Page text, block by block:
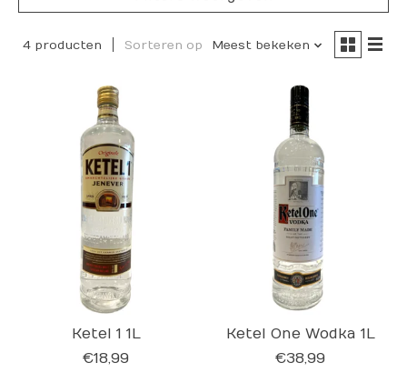
4 producten Sorteren op Meest bekeken
Ketel 1 1L
€18,99
Ketel One Wodka 1L
€38,99